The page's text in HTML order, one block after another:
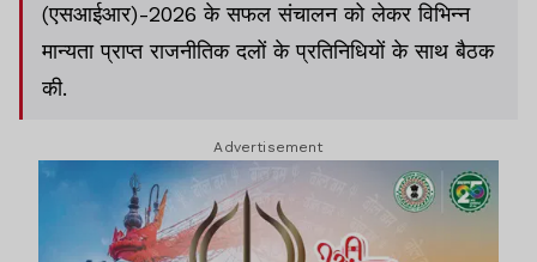
(एसआईआर)-2026 के सफल संचालन को लेकर विभिन्न
मान्यता प्राप्त राजनीतिक दलों के प्रतिनिधियों के साथ बैठक
की.
Advertisement